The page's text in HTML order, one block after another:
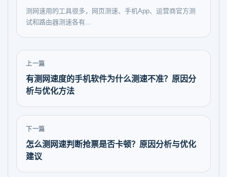
测网速用的工具很多，网页测速、手机App、运营商官方测
试和路由器测速各有...
上一篇
有测网速度的手机软件为什么测速不准？原因分
析与优化方法
下一篇
怎么测网速判断抢票是否卡顿？原因分析与优化
建议